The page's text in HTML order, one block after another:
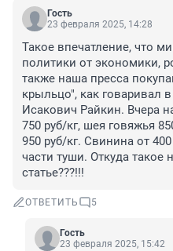
Гость
23 февраля 2025, 14:28
Такое впечатление, что
политики от экономики,
также наша пресса
крыльцо", как говаривал
Исакович Райкин. Вчера
750 руб/кг, шея говяжья
950 руб/кг. Свинина от
части туши. Откуда такое
статье???!!!
ОТВЕТИТЬ 5
Гость
23 февраля 2025, 15:42